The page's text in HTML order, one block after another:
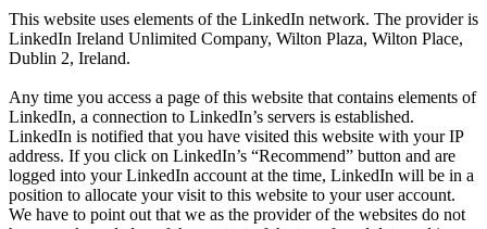
This website uses elements of the LinkedIn network. The provider is
LinkedIn Ireland Unlimited Company, Wilton Plaza, Wilton Place,
Dublin 2, Ireland.
Any time you access a page of this website that contains elements of
LinkedIn, a connection to LinkedIn’s servers is established.
LinkedIn is notified that you have visited this website with your IP
address. If you click on LinkedIn’s “Recommend” button and are
logged into your LinkedIn account at the time, LinkedIn will be in a
position to allocate your visit to this website to your user account.
We have to point out that we as the provider of the websites do not